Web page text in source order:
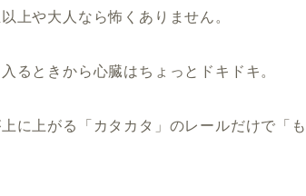
上や大人なら怖くありません。
るときから心臓はちょっとドキドキ。
に上がる「カタカタ」のレールだけで「も